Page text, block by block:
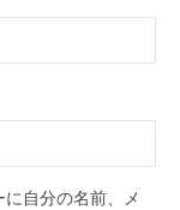
自分の名前、メ